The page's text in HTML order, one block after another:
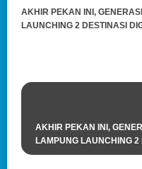
AKHIR PEKAN INI,
LAUNCHING 2 DESTINASI
AKHIR PEKAN INI,
LAMPUNG LAUNCHING 2